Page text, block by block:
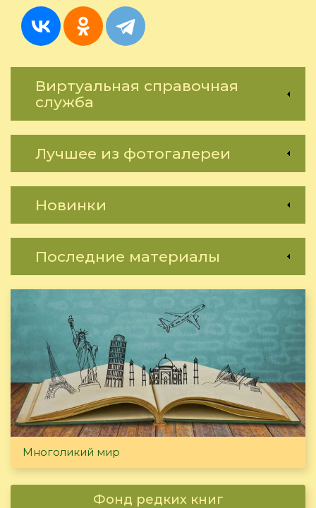
Виртуальная справочная
служба
Лучшее из фотогалереи
Новинки
Последние материалы
Многоликий мир
Фонд редких книг